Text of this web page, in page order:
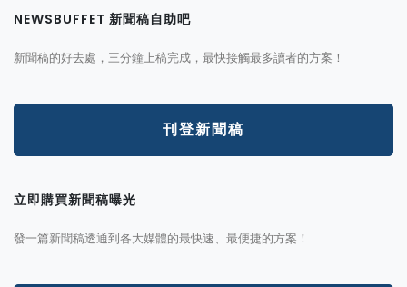
NEWSBUFFET 新聞稿自助吧
新聞稿的好去處，三分鐘上稿完成，最快接觸最多讀者的方案！
刊登新聞稿
立即購買新聞稿曝光
發一篇新聞稿透通到各大媒體的最快速、最便捷的方案！